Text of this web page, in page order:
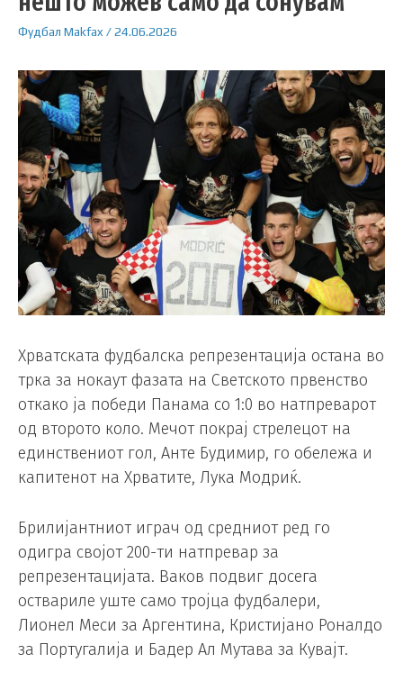
Фудбал Makfax /24.06.2026
Хрватската фудбалска репрезентација остана во
трка за нокаут фазата на Светското првенство
откако ја победи Панама со 1:0 во натпреварот
од второто коло. Мечот покрај стрелецот на
единствениот гол, Анте Будимир, го обележа и
капитенот на Хрватите, Лука Модриќ.
Брилијантниот играч од средниот ред го
одигра својот 200-ти натпревар за
репрезентацијата. Ваков подвиг досега
оствариле уште само тројца фудбалери,
Лионел Меси за Аргентина, Кристијано Роналдо
за Португалија и Бадер Ал Мутава за Кувајт.